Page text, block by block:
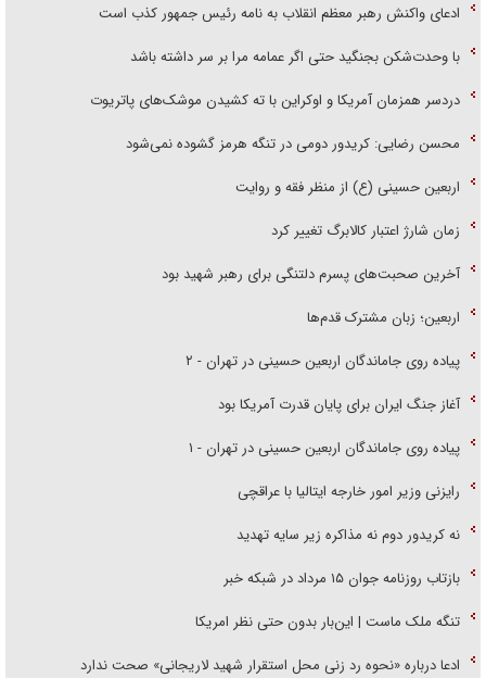
ادعای واکنش رهبر معظم انقلاب به نامه رئیس جمهور کذب است
با وحدت‌شکن بجنگید حتی اگر عمامه مرا بر سر داشته باشد
دردسر همزمان آمریکا و اوکراین با ته کشیدن موشک‌های پاتریوت
محسن رضایی: کریدور دومی در تنگه هرمز گشوده نمی‌شود
اربعین حسینی (ع) از منظر فقه و روایت
زمان شارژ اعتبار کالابرگ تغییر کرد
آخرین صحبت‌های پسرم دلتنگی برای رهبر شهید بود
اربعین؛ زبان مشترک قدم‌ها
پیاده روی جاماندگان اربعین حسینی در تهران - ۲
آغاز جنگ ایران برای پایان قدرت آمریکا بود
پیاده روی جاماندگان اربعین حسینی در تهران - ۱
رایزنی وزیر امور خارجه ایتالیا با عراقچی
نه کریدور دوم نه مذاکره زیر سایه تهدید
بازتاب روزنامه جوان ۱۵ مرداد در شبکه خبر
تنگه ملک ماست | این‌بار بدون حتی نظر امریکا
ادعا درباره «نحوه رد زنی محل استقرار شهید لاریجانی» صحت ندارد